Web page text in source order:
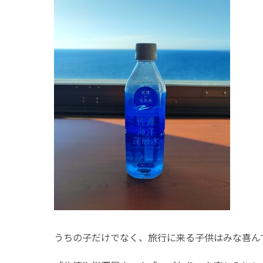
うちの子だけでなく、旅行に来る子供はみな喜ん